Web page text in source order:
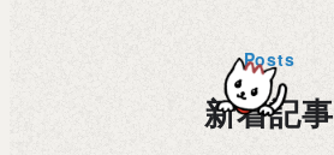
Posts
新着記事